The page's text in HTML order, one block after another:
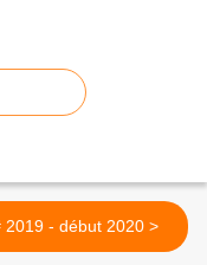
R# 2019 - début 2020 >